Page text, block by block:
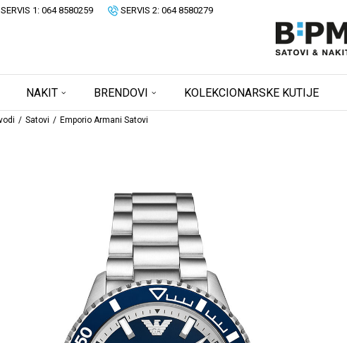
SERVIS 1: 064 8580259 SERVIS 2: 064 8580279
NAKIT BRENDOVI KOLEKCIONARSKE KUTIJE
Satovi Emporio Armani Satovi